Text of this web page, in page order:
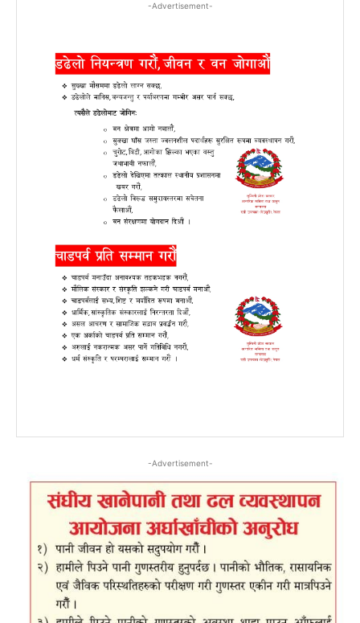
-Advertisement-
-Advertisement-